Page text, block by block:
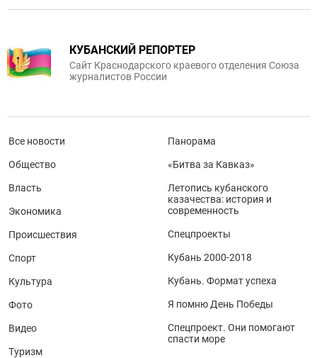
КУБАНСКИЙ РЕПОРТЕР
Сайт Краснодарского краевого отделения Союза
журналистов России
Все новости
Общество
Власть
Экономика
Происшествия
Спорт
Культура
Фото
Видео
Туризм
Панорама
«Битва за Кавказ»
Летопись кубанского
казачества: история и
современность
Спецпроекты
Кубань 2000-2018
Кубань. Формат успеха
Я помню День Победы
Спецпроект. Они помогают
спасти море